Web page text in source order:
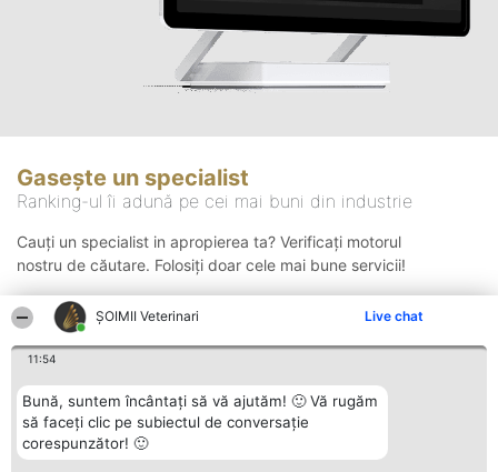
ȘOIMII Veterinari Live chat
11:54
Bună, suntem încântați să vă ajutăm! 🙂 Vă rugăm
să faceți clic pe subiectul de conversație
corespunzător! 🙂
Gasește un specialist
Ranking-ul îi adună pe cei mai buni din industrie
Cauți un specialist in apropierea ta? Verificați motorul
nostru de căutare. Folosiți doar cele mai bune servicii!